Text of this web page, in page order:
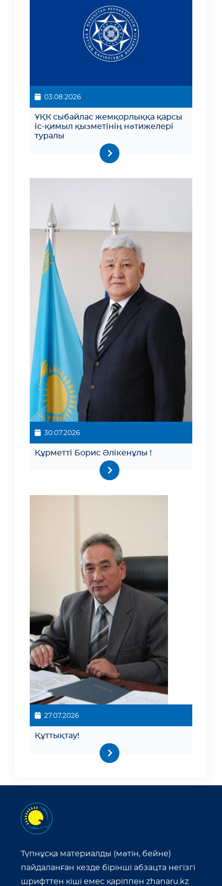
03.08.2026
ҰҚК сыбайлас жемқорлыққа қарсы
іс-қимыл қызметінің нәтижелері
туралы
30.07.2026
Құрметті Борис Әлікенұлы !
27.07.2026
Құттықтау!
Түпнұсқа материалды (мәтін, бейне)
пайдаланған кезде бірінші абзацта негізгі
шрифттен кіші емес қаріппен zhanaru.kz